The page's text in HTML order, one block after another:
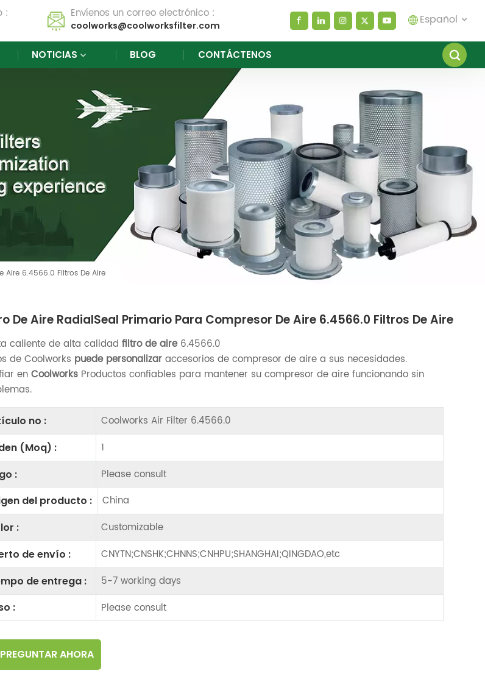
: Envíenos un correo electrónico :
coolworks@coolworksfilter.com Español
English
español
العربية
русский
Melayu
NOTICIAS BLOG CONTÁCTENOS
Aire 6.4566.0 Filtros De Aire
De Aire RadialSeal Primario Para Compresor De Aire 6.4566.0 Filtros De Aire
caliente de alta calidad filtro de aire 6.4566.0
de Coolworks puede personalizaraccesorios de compresor de aire a sus necesidades.
enCoolworksProductos confiables para mantener su compresor de aire funcionando sin
no : Coolworks Air Filter 6.4566.0
(Moq) : 1
: Please consult
del producto : China
: Customizable
de envío : CNYTN;CNSHK;CHNNS;CNHPU;SHANGHAI;QINGDAO,etc
de entrega : 5-7 working days
: Please consult
PREGUNTAR AHORA